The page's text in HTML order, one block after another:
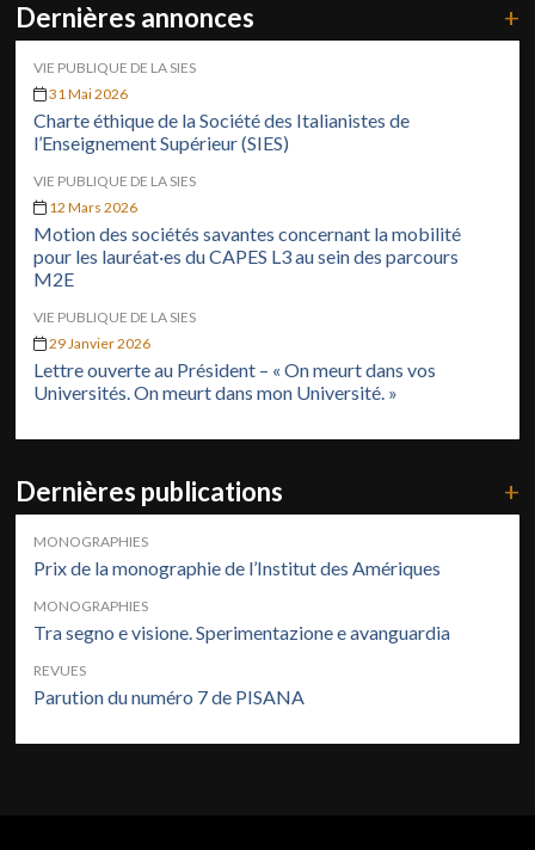
Dernières annonces +
VIE PUBLIQUE DE LA SIES
31 Mai 2026
Charte éthique de la Société des Italianistes de
l’Enseignement Supérieur (SIES)
VIE PUBLIQUE DE LA SIES
12 Mars 2026
Motion des sociétés savantes concernant la mobilité
pour les lauréat·es du CAPES L3 au sein des parcours
M2E
VIE PUBLIQUE DE LA SIES
29 Janvier 2026
Lettre ouverte au Président – « On meurt dans vos
Universités. On meurt dans mon Université. »
Dernières publications +
MONOGRAPHIES
Prix de la monographie de l’Institut des Amériques
MONOGRAPHIES
Tra segno e visione. Sperimentazione e avanguardia
REVUES
Parution du numéro 7 de PISANA